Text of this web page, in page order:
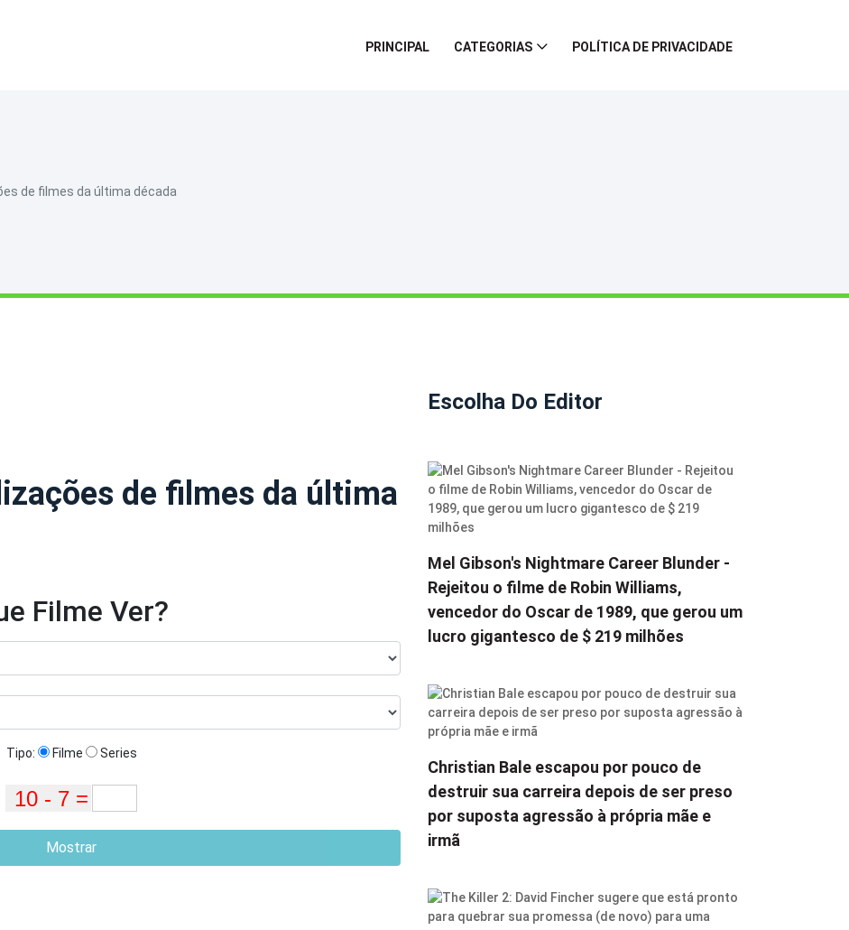
PRINCIPAL CATEGORIAS POLÍTICA DE PRIVACIDADE
de filmes da última década
de filmes da última
Filme Ver?
Tipo: Filme Series
Mostrar
Escolha Do Editor
Mel Gibson's Nightmare Career Blunder -
Rejeitou o filme de Robin Williams,
vencedor do Oscar de 1989, que gerou um
lucro gigantesco de $ 219 milhões
Christian Bale escapou por pouco de
destruir sua carreira depois de ser preso
por suposta agressão à própria mãe e
irmã